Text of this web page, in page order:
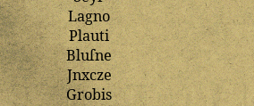
Lagno
Plauti
Bluſne
Jnxcze
Grobis